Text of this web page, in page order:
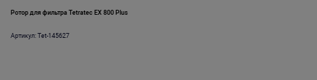
Ротор для фильтра Tetratec EX 800 Plus
Артикул: Tet-145627